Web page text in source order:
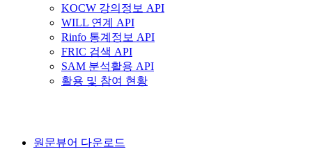
KOCW 강의정보 API
WILL 연계 API
Rinfo 통계정보 API
FRIC 검색 API
SAM 분석활용 API
활용 및 참여 현황
원문뷰어 다운로드